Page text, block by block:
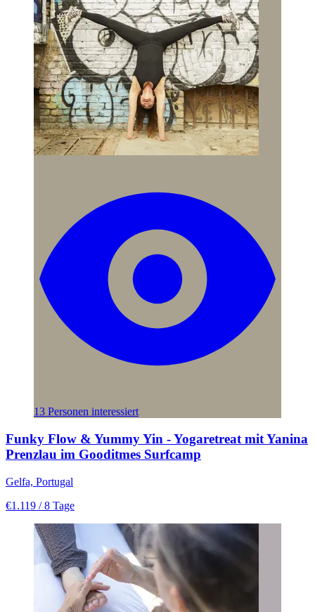
13 Personen interessiert
Funky Flow & Yummy Yin - Yogaretreat mit Yanina
Prenzlau im Gooditmes Surfcamp
Gelfa, Portugal
€1.119 / 8 Tage